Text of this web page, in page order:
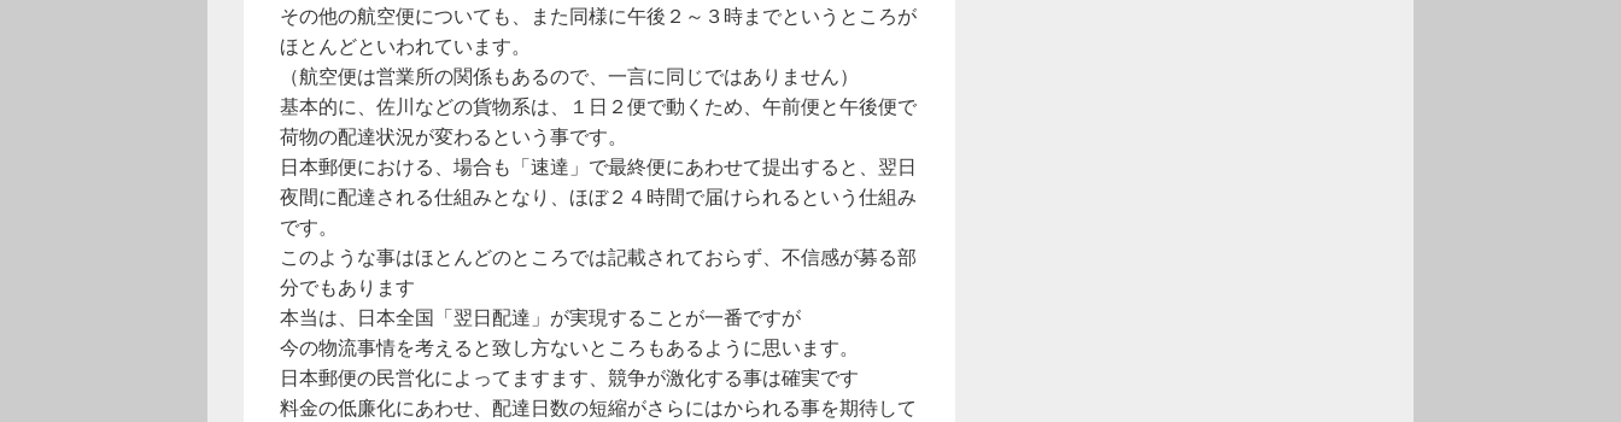
その他の航空便についても、また同様に午後２～３時までというところが
ほとんどといわれています。
（航空便は営業所の関係もあるので、一言に同じではありません）
基本的に、佐川などの貨物系は、１日２便で動くため、午前便と午後便で
荷物の配達状況が変わるという事です。
日本郵便における、場合も「速達」で最終便にあわせて提出すると、翌日
夜間に配達される仕組みとなり、ほぼ２４時間で届けられるという仕組み
です。
このような事はほとんどのところでは記載されておらず、不信感が募る部
分でもあります
本当は、日本全国「翌日配達」が実現することが一番ですが
今の物流事情を考えると致し方ないところもあるように思います。
日本郵便の民営化によってますます、競争が激化する事は確実です
料金の低廉化にあわせ、配達日数の短縮がさらにはかられる事を期待して